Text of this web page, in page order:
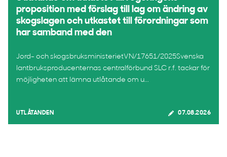
proposition med förslag till lag om ändring av
skogslagen och utkastet till förordningar som
har samband med den
Jord- och skogsbruksministerietVN/17651/2025Svenska
lantbruksproducenternas centralförbund SLC r.f. tackar för
möjligheten att lämna utlåtande om u...
UTLÅTANDEN 07.08.2026